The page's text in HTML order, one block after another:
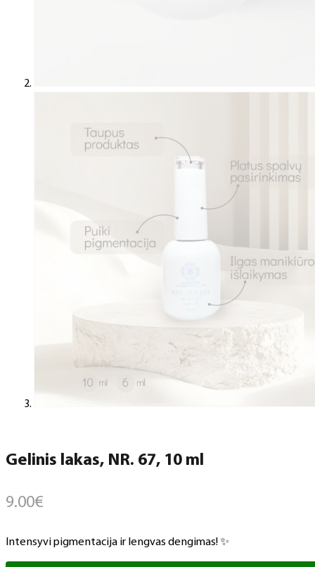
Gelinis lakas, NR. 67, 10 ml
9.00€
Intensyvi pigmentacija ir lengvas dengimas! ✨